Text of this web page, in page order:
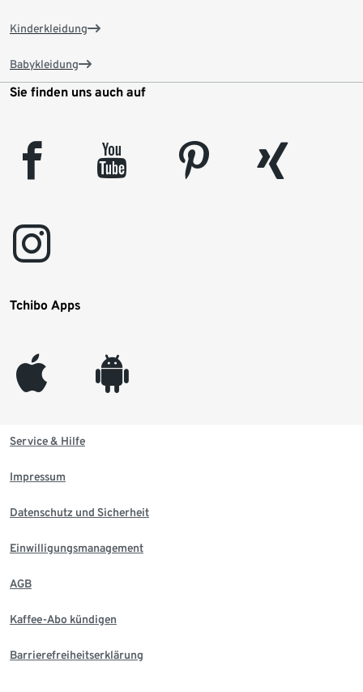
Kinderkleidung
Babykleidung
Sie finden uns auch auf
facebook youtube pinterest
xing
instagram
Tchibo Apps
appleinc android
Service & Hilfe
Impressum
Datenschutz und Sicherheit
Einwilligungsmanagement
AGB
Kaffee-Abo kündigen
Barrierefreiheitserklärung